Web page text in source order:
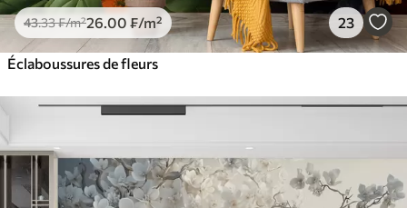
43.33₣/m²26 .00 ₣/m² 23
Éclaboussures de fleurs